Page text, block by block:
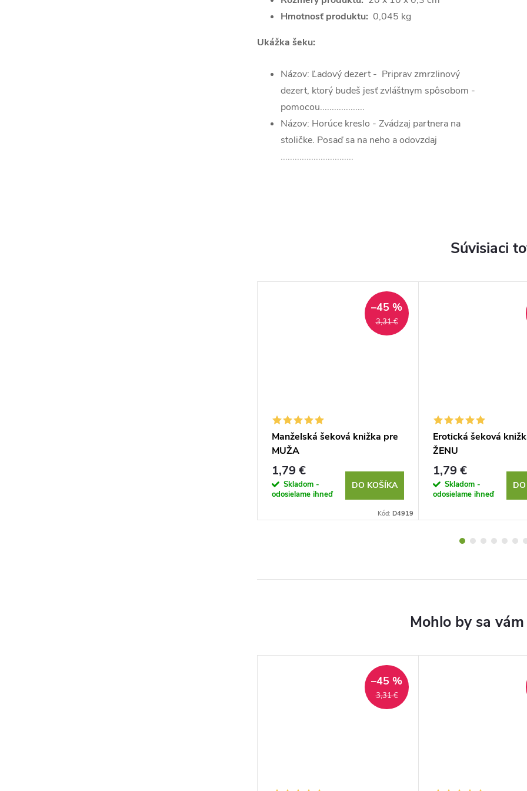
Hmotnosť produktu: 0,045 kg
Ukážka šeku:
Názov: Ľadový dezert - Priprav zmrzlinový
dezert, ktorý budeš jesť zvláštnym spôsobom -
pomocou...................
Názov: Horúce kreslo - Zvádzaj partnera na
stoličke. Posaď sa na neho a odovzdaj
...............................
Súvisiaci
3,31 €
–45 %
Manželská šeková knižka pre
MUŽA
1,79 €
Skladom -
odosielame ihneď
DO KOŠÍKA
Kód: D4919
Erotická šeková
ŽENU
1,79 €
Skladom -
odosielame ihneď
3,31 €
–45 %